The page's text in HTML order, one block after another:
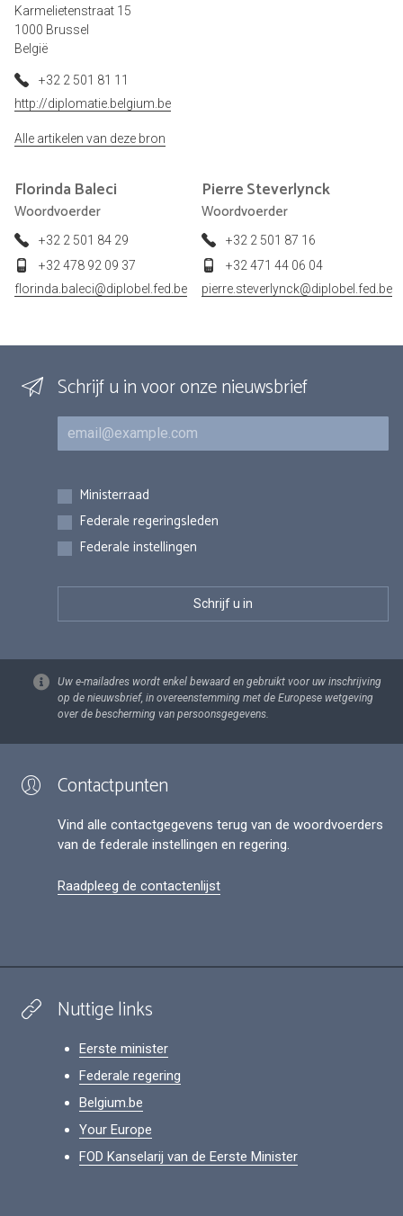
Karmelietenstraat 15
1000 Brussel
België
+32 2 501 81 11
http://diplomatie.belgium.be
Alle artikelen van deze bron
Florinda Baleci
Woordvoerder
+32 2 501 84 29
+32 478 92 09 37
florinda.baleci@diplobel.fed.be
PierreSteverlynck
Woordvoerder
+32 2 501 87 16
+32 471 44 06 04
pierre.steverlynck@diplobel.fed.be
Schrijf u in voor onze nieuwsbrief
E-mail
Inschrijvingen
Ministerraad
Federale regeringsleden
Federale instellingen
Uw e-mailadres wordt enkel bewaard en gebruikt voor uw inschrijving
op de nieuwsbrief, in overeenstemming met de Europese wetgeving
over de bescherming van persoonsgegevens.
Contactpunten
Vind alle contactgegevens terug van de woordvoerders
van de federale instellingen en regering.
Raadpleeg de contactenlijst
Nuttige links
Eerste minister
Federale regering
Belgium.be
Your Europe
FOD Kanselarij van de Eerste Minister